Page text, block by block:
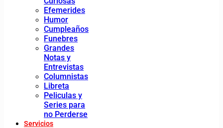
Efemerides
Humor
Cumpleaños
Funebres
Grandes
Notas y
Entrevistas
Columnistas
Libreta
Peliculas y
Series para
no Perderse
Servicios